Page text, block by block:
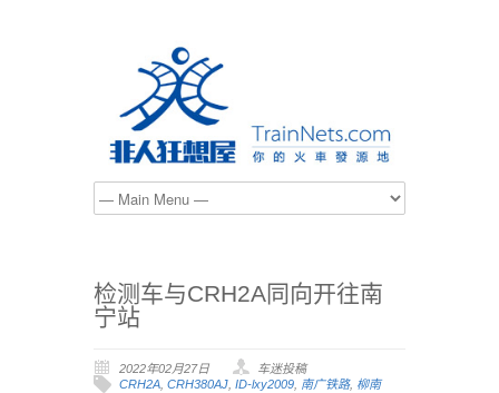
检测车与CRH2A同向开往南
宁站
2022年02月27日
车迷投稿
CRH2A, CRH380AJ, ID-lxy2009, 南广铁路, 柳南